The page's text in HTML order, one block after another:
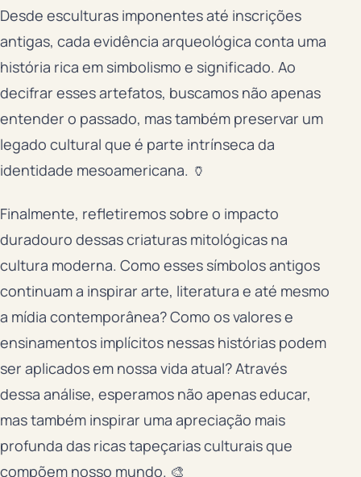
Desde esculturas imponentes até inscrições
antigas, cada evidência arqueológica conta uma
história rica em simbolismo e significado. Ao
decifrar esses artefatos, buscamos não apenas
entender o passado, mas também preservar um
legado cultural que é parte intrínseca da
identidade mesoamericana. 🏺
Finalmente, refletiremos sobre o impacto
duradouro dessas criaturas mitológicas na
cultura moderna. Como esses símbolos antigos
continuam a inspirar arte, literatura e até mesmo
a mídia contemporânea? Como os valores e
ensinamentos implícitos nessas histórias podem
ser aplicados em nossa vida atual? Através
dessa análise, esperamos não apenas educar,
mas também inspirar uma apreciação mais
profunda das ricas tapeçarias culturais que
compõem nosso mundo. 🎨